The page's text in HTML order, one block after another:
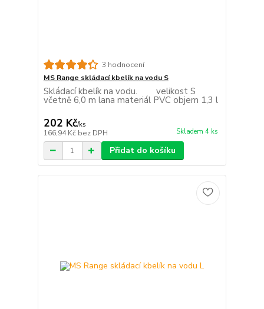
3 hodnocení
MS Range skládací kbelík na vodu S
Skládací kbelík na vodu. velikost S
včetně 6,0 m lana materiál PVC objem 1,3 l
202 Kč/ks
166,94 Kč bez DPH Skladem 4 ks
Přidat do košíku